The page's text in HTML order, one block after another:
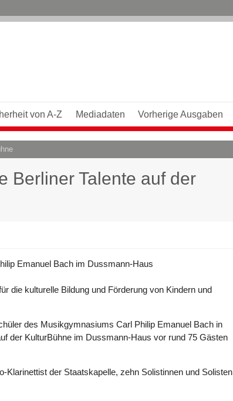
von A-Z Mediadaten Vorherige Ausgaben
Berliner Talente auf der
Emanuel Bach im Dussmann-Haus
die kulturelle Bildung und Förderung von Kindern und
des Musikgymnasiums Carl Philip Emanuel Bach in
der KulturBühne im Dussmann-Haus vor rund 75 Gästen
der Staatskapelle, zehn Solistinnen und Solisten